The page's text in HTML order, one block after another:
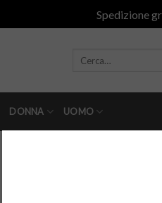
Spedizione
DONNA UOMO